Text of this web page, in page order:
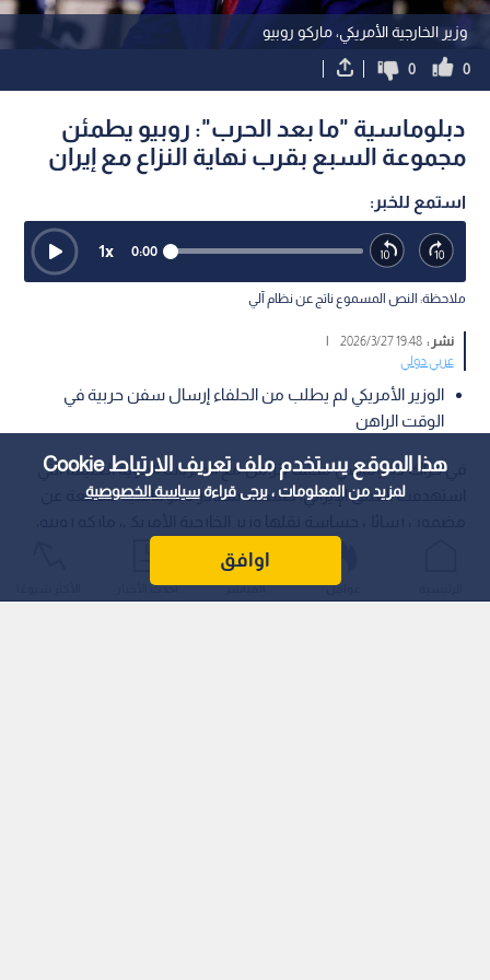
هذا الموقع يستخدم ملف تعريف الارتباط Cookie
لمزيد من المعلومات ، يرجى قراءةسياسة الخصوصية
اوافق
وزير الخارجية الأمريكي، ماركو روبيو
0
0
دبلوماسية "ما بعد الحرب": روبيو يطمئن
مجموعة السبع بقرب نهاية النزاع مع إيران
استمع للخبر:
0:00
1x
ملاحظة: النص المسموع ناتج عن نظام آلي
نشر :19:48 2026/3/27
|
عربي دولي
الوزير الأمريكي لم يطلب من الحلفاء إرسال سفن حربية في
الوقت الراهن
في حراك دبلوماسي مكثف يتزامن مع الضربات الجوية العنيفة التي
استهدفت العمق الإيراني، كشفت مصادر دبلوماسية مطلعة عن
عواجل المباشر أحدث الأخبار